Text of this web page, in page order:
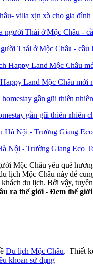
villa xịn xò cho gia đình
Thái ở Mộc Châu - cầu
Land Mộc Châu mới
gần gũi thiên nhiên
Nội - Trường Giang Eco
Mộc Châu yêu quê
lịch Mộc Châu này để
du lịch. Bởi vậy,
ra thế giới - Đem thế
Du lịch Mộc Châu. Thiết
khoản sử dụng